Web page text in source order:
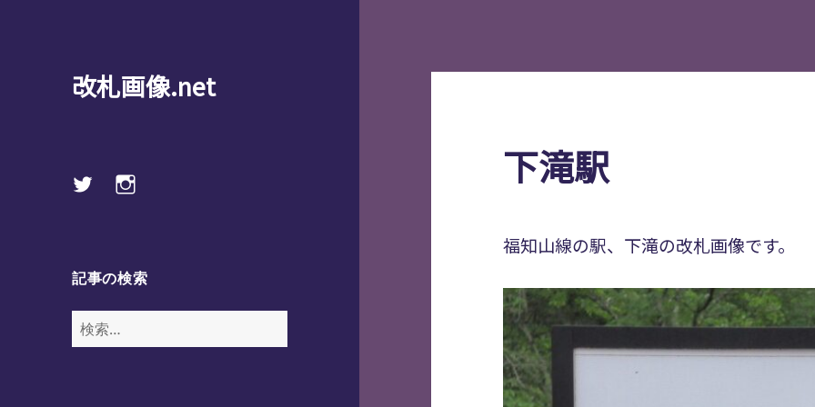
改札画像.net
Twitterinstagram
記事の検索
検
索:
下滝駅
福知山線の駅、下滝の改札画像です。